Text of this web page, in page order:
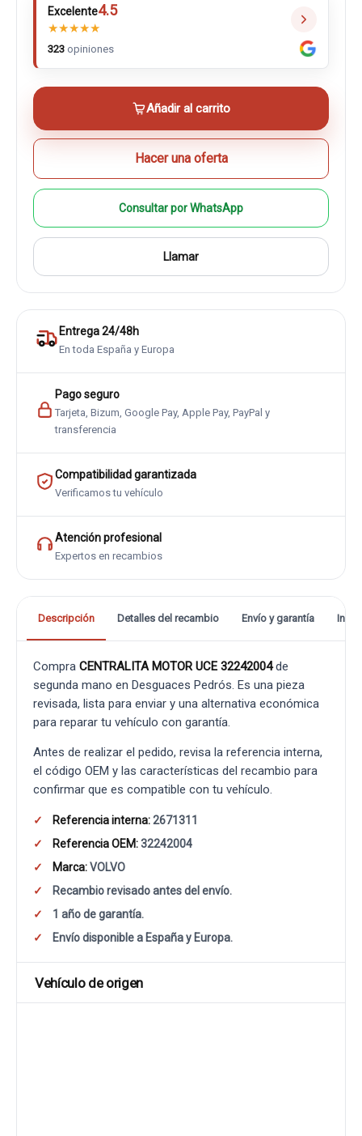
Excelente4.5
★★★★★
323 opiniones
Añadir al carrito
Hacer una oferta
Consultar por WhatsApp
Llamar
Entrega 24/48h
En toda España y Europa
Pago seguro
Tarjeta, Bizum, Google Pay, Apple Pay, PayPal y
transferencia
Compatibilidad garantizada
Verificamos tu vehículo
Atención profesional
Expertos en recambios
Descripción Detalles del recambio Envío y garantía
Compra CENTRALITA MOTOR UCE 32242004de
segunda mano en Desguaces Pedrós. Es una pieza
revisada, lista para enviar y una alternativa económica
para reparar tu vehículo con garantía.
Antes de realizar el pedido, revisa la referencia interna,
el código OEM y las características del recambio para
confirmar que es compatible con tu vehículo.
Referencia interna:2671311
Referencia OEM:32242004
Marca:VOLVO
Recambio revisado antes del envío.
1 año de garantía.
Envío disponible a España y Europa.
Vehículo de origen